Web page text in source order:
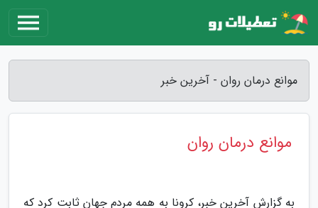
موانع درمان روان - آخرین خبر
موانع درمان روان
به گزارش آخرین خبر، کرونا به همه مردم جهان ثابت کرد که